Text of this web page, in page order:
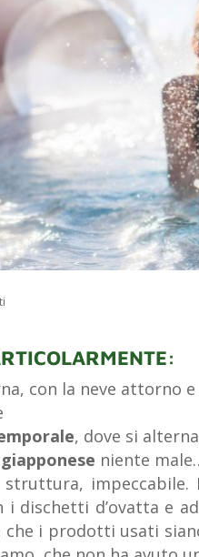
:
con la neve attorno e
, dove si
niente
struttura, impeccabile.
i dischetti d’ovatta e
che i prodotti usati